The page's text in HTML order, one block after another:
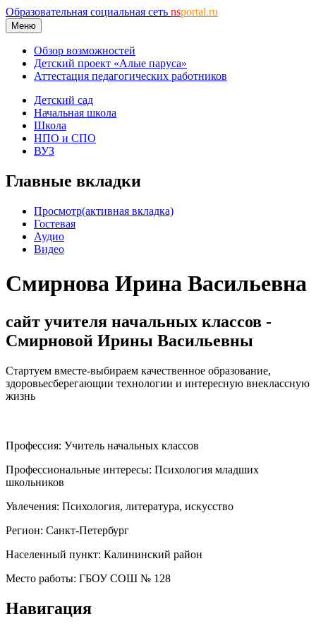
Образовательная социальная сеть nsportal.ru
Меню
Обзор возможностей
Детский проект «Алые паруса»
Аттестация педагогических работников
Детский сад
Начальная школа
Школа
НПО и СПО
ВУЗ
Главные вкладки
Просмотр(активная вкладка)
Гостевая
Аудио
Видео
Смирнова Ирина Васильевна
сайт учителя начальных классов -
Смирновой Ирины Васильевны
Стартуем вместе-выбираем качественное образование,
здоровьесберегающии технологии и интересную внеклассную
жизнь
Профессия: Учитель начальных классов
Профессиональные интересы: Психология младших
школьников
Увлечения: Психология, литература, искусство
Регион: Санкт-Петербург
Населенный пункт: Калининский район
Место работы: ГБОУ СОШ № 128
Навигация